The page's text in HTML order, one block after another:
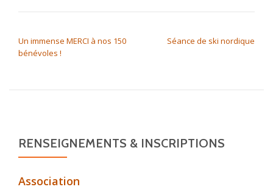
Un immense MERCI à nos 150
bénévoles !
Séance de ski nordique
RENSEIGNEMENTS & INSCRIPTIONS
Association